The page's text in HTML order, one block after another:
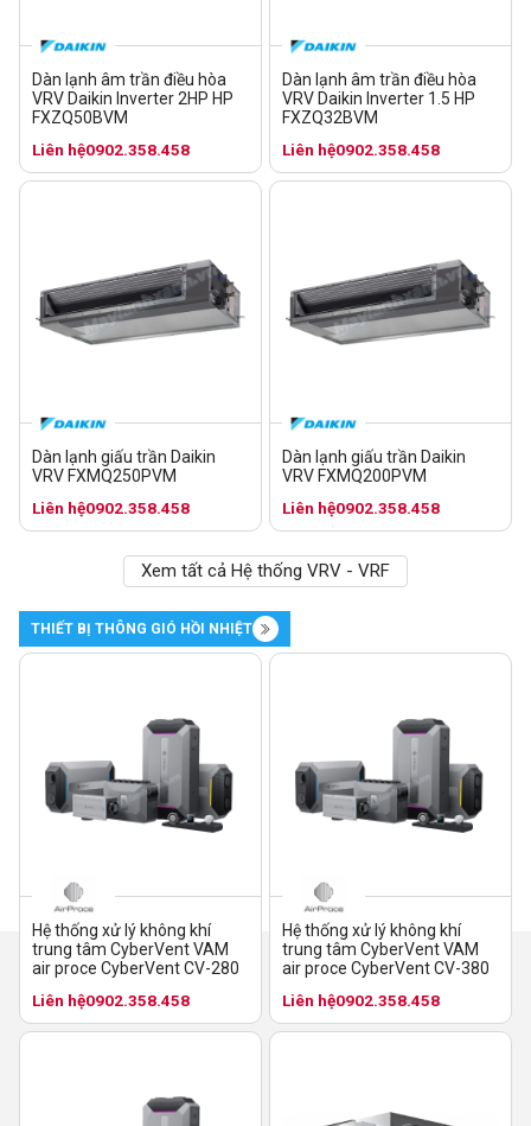
Dàn lạnh âm trần điều hòa
VRV Daikin Inverter 2HP HP
FXZQ50BVM
Liên hệ0902.358.458
Dàn lạnh âm trần điều hòa
VRV Daikin Inverter 1.5 HP
FXZQ32BVM
Liên hệ0902.358.458
Dàn lạnh giấu trần Daikin
VRV FXMQ250PVM
Liên hệ0902.358.458
Dàn lạnh giấu trần Daikin
VRV FXMQ200PVM
Liên hệ0902.358.458
Xem tất cả Hệ thống VRV - VRF
THIẾT BỊ THÔNG GIÓ HỒI NHIỆT
Hệ thống xử lý không khí
trung tâm CyberVent VAM
air proce CyberVent CV-280
Liên hệ0902.358.458
Hệ thống xử lý không khí
trung tâm CyberVent VAM
air proce CyberVent CV-380
Liên hệ0902.358.458